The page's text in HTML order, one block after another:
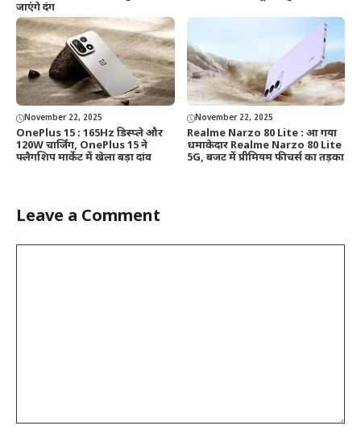
जाएंगे दंग
November 22, 2025
OnePlus 15 : 165Hz डिस्प्ले और
120W चार्जिंग, OnePlus 15 ने
फ्लैगशिप मार्केट में खेला बड़ा दांव
November 22, 2025
Realme Narzo 80 Lite : आ गया
धमाकेदार Realme Narzo 80 Lite
5G, बजट में प्रीमियम फीचर्स का तड़का
Leave a Comment